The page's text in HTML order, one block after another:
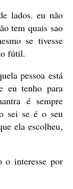
lados. eu não
tem quais sao
se tivesse
fútil.
pessoa está
eu tenho para
é sempre
sei se é o seu
ela escolheu,
o interesse por